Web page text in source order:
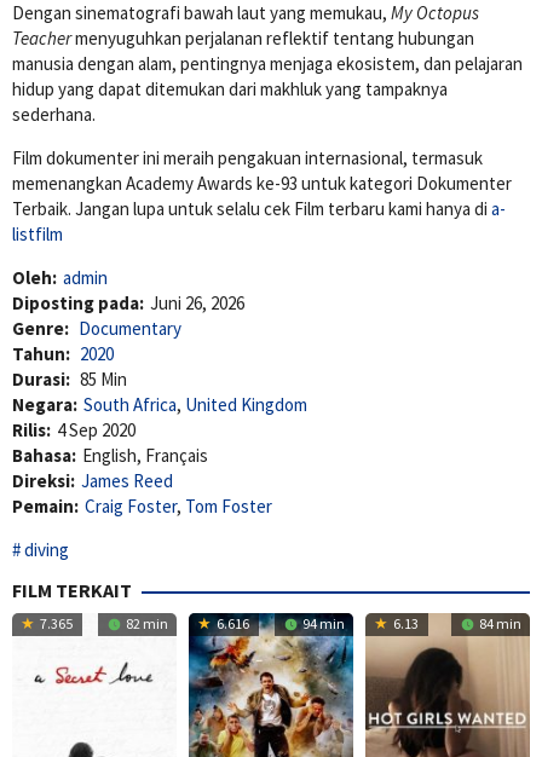
Dengan sinematografi bawah laut yang memukau, My Octopus
Teachermenyuguhkan perjalanan reflektif tentang hubungan
manusia dengan alam, pentingnya menjaga ekosistem, dan pelajaran
hidup yang dapat ditemukan dari makhluk yang tampaknya
sederhana.
Film dokumenter ini meraih pengakuan internasional, termasuk
memenangkan Academy Awards ke-93 untuk kategori Dokumenter
Terbaik. Jangan lupa untuk selalu cek Film terbaru kami hanya di a-
listfilm
Oleh: admin
Diposting pada: Juni 26, 2026
Genre: Documentary
Tahun: 2020
Durasi: 85 Min
Negara: South Africa, United Kingdom
Rilis: 4 Sep 2020
Bahasa: English, Français
Direksi: James Reed
Pemain: Craig Foster, Tom Foster
diving
FILM TERKAIT
7.365 82 min 6.616 94 min 6.13 84 min